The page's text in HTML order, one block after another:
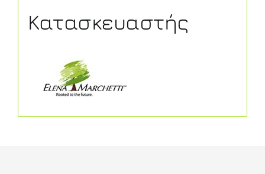
Κατασκευαστής